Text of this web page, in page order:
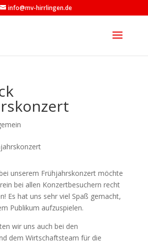
info@mv-hirrlingen.de
unserem Frühjahrskonzert möchte
bei allen Konzertbesuchern recht
Es hat uns sehr viel Spaß gemacht,
Publikum aufzuspielen.
wir uns auch bei den
dem Wirtschaftsteam für die